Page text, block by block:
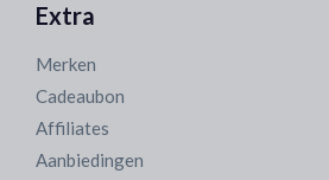
Extra
Merken
Cadeaubon
Affiliates
Aanbiedingen